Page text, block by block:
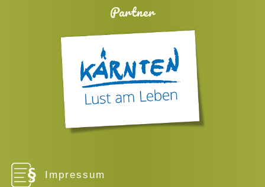
Partner
Impressum